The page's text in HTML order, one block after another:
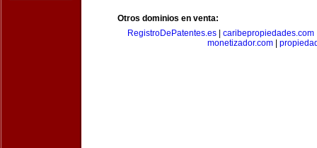
Otros dominios en venta:
RegistroDePatentes.es| caribepropiedades.com
monetizador.com|